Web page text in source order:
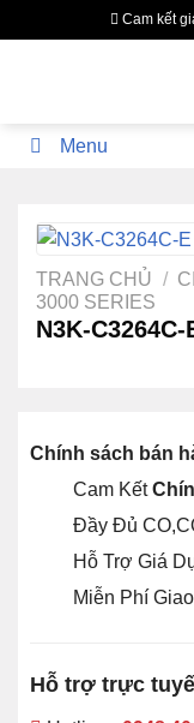
qua
Cam kết
Menu
TRANG CHỦ /
3000 SERIES
N3K-C3264C-
Chính sách bán
Cam Kết
Đầy Đủ
Hỗ Trợ Giá
Miễn Phí
Hỗ trợ trực